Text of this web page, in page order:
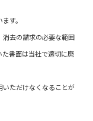
す。
消去の請求の必要な範囲
書面は当社で適切に廃
いただけなくなることが